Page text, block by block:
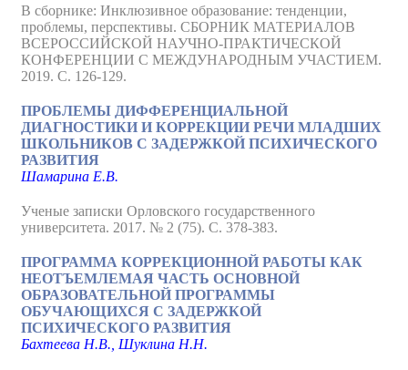
В сборнике: Инклюзивное образование: тенденции,
проблемы, перспективы. СБОРНИК МАТЕРИАЛОВ
ВСЕРОССИЙСКОЙ НАУЧНО-ПРАКТИЧЕСКОЙ
КОНФЕРЕНЦИИ С МЕЖДУНАРОДНЫМ УЧАСТИЕМ.
2019. С. 126-129.
ПРОБЛЕМЫ ДИФФЕРЕНЦИАЛЬНОЙ
ДИАГНОСТИКИ И КОРРЕКЦИИ РЕЧИ МЛАДШИХ
ШКОЛЬНИКОВ С ЗАДЕРЖКОЙ ПСИХИЧЕСКОГО
РАЗВИТИЯ
Шамарина Е.В.
Ученые записки Орловского государственного
университета. 2017. № 2 (75). С. 378-383.
ПРОГРАММА КОРРЕКЦИОННОЙ РАБОТЫ КАК
НЕОТЪЕМЛЕМАЯ ЧАСТЬ ОСНОВНОЙ
ОБРАЗОВАТЕЛЬНОЙ ПРОГРАММЫ
ОБУЧАЮЩИХСЯ С ЗАДЕРЖКОЙ
ПСИХИЧЕСКОГО РАЗВИТИЯ
Бахтеева Н.В., Шуклина Н.Н.